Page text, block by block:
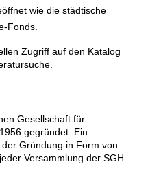
wie die städtische
Fonds.
Zugriff auf den Katalog
Gesellschaft für
gegründet. Ein
Gründung in Form von
Versammlung der SGH